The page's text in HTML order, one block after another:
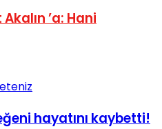
’a: Hani
hayatını kaybetti!